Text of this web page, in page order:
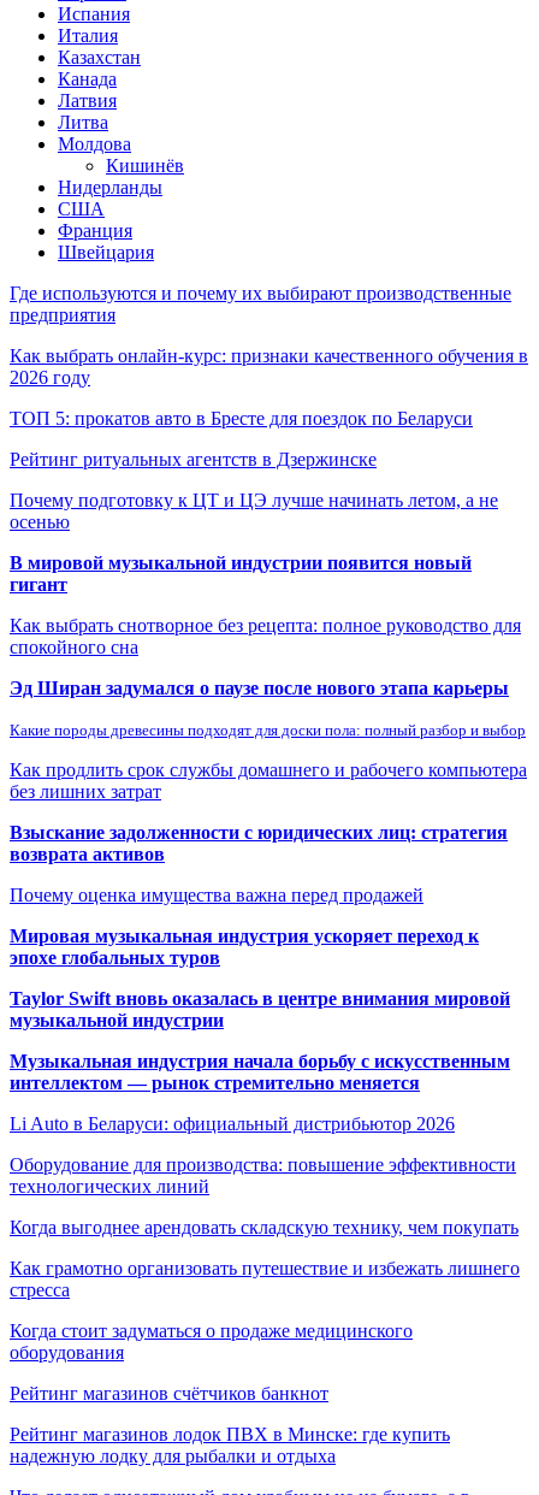
Испания
Италия
Казахстан
Канада
Латвия
Литва
Молдова
Кишинёв
Нидерланды
США
Франция
Швейцария
Где используются и почему их выбирают производственные
предприятия
Как выбрать онлайн-курс: признаки качественного обучения в
2026 году
ТОП 5: прокатов авто в Бресте для поездок по Беларуси
Рейтинг ритуальных агентств в Дзержинске
Почему подготовку к ЦТ и ЦЭ лучше начинать летом, а не
осенью
В мировой музыкальной индустрии появится новый
гигант
Как выбрать снотворное без рецепта: полное руководство для
спокойного сна
Эд Ширан задумался о паузе после нового этапа карьеры
Какие породы древесины подходят для доски пола: полный разбор и выбор
Как продлить срок службы домашнего и рабочего компьютера
без лишних затрат
Взыскание задолженности с юридических лиц: стратегия
возврата активов
Почему оценка имущества важна перед продажей
Мировая музыкальная индустрия ускоряет переход к
эпохе глобальных туров
Taylor Swift вновь оказалась в центре внимания мировой
музыкальной индустрии
Музыкальная индустрия начала борьбу с искусственным
интеллектом — рынок стремительно меняется
Li Auto в Беларуси: официальный дистрибьютор 2026
Оборудование для производства: повышение эффективности
технологических линий
Когда выгоднее арендовать складскую технику, чем покупать
Как грамотно организовать путешествие и избежать лишнего
стресса
Когда стоит задуматься о продаже медицинского
оборудования
Рейтинг магазинов счётчиков банкнот
Рейтинг магазинов лодок ПВХ в Минске: где купить
надежную лодку для рыбалки и отдыха